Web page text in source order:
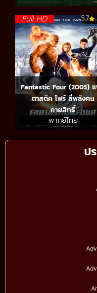
ป
Full HD 5.7
Fantastic Four (2005)
ตาสติค โฟร์ สี่พลังคน
กายสิทธิ์
พากย์ไทย